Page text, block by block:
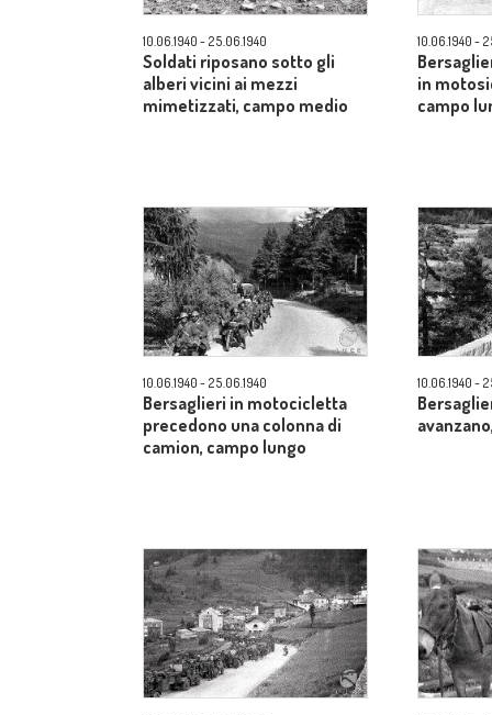
10.06.1940 - 25.06.1940
Soldati riposano sotto gli
alberi vicini ai mezzi
mimetizzati, campo medio
10.06.1940 -
in
campo
10.06.1940 - 25.06.1940
Bersaglieri in motocicletta
precedono una colonna di
camion, campo lungo
10.06.1940 -